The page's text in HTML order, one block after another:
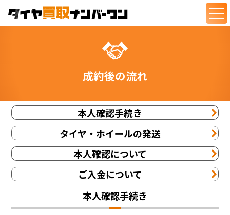
成約後の流れ
本人確認手続き
タイヤ・ホイールの発送
本人確認について
ご入金について
本人確認手続き